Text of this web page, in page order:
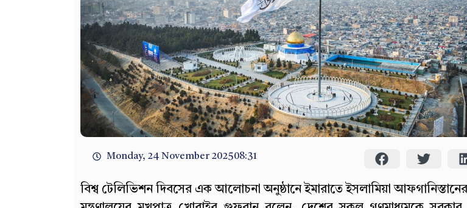
Monday, 24 November 202508:31
বিশ্ব টেলিভিশন দিবসের এক আলোচনা অনুষ্ঠানে ইমারাতে ইসলামিয়া